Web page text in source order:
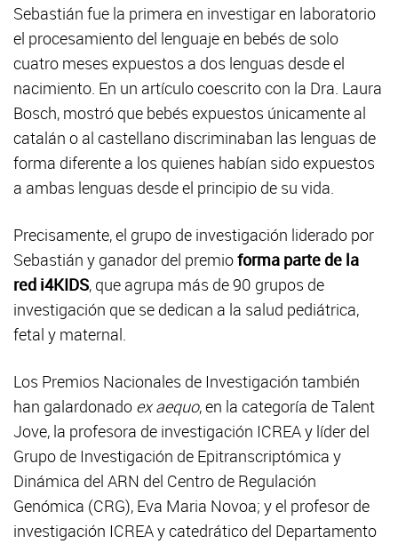
Sebastián fue la primera en investigar en laboratorio
el procesamiento del lenguaje en bebés de solo
cuatro meses expuestos a dos lenguas desde el
nacimiento. En un artículo coescrito con la Dra. Laura
Bosch, mostró que bebés expuestos únicamente al
catalán o al castellano discriminaban las lenguas de
forma diferente a los quienes habían sido expuestos
a ambas lenguas desde el principio de su vida.
Precisamente, el grupo de investigación liderado por
Sebastián y ganador del premioforma parte de la
red i4KIDS, que agrupa más de 90 grupos de
investigación que se dedican a la salud pediátrica,
fetal y maternal.
Los Premios Nacionales de Investigación también
han galardonado ex aequo, en la categoría de Talent
Jove, la profesora de investigación ICREA y líder del
Grupo de Investigación de Epitranscriptómica y
Dinámica del ARN del Centro de Regulación
Genómica (CRG), Eva Maria Novoa; y el profesor de
investigación ICREA y catedrático del Departamento